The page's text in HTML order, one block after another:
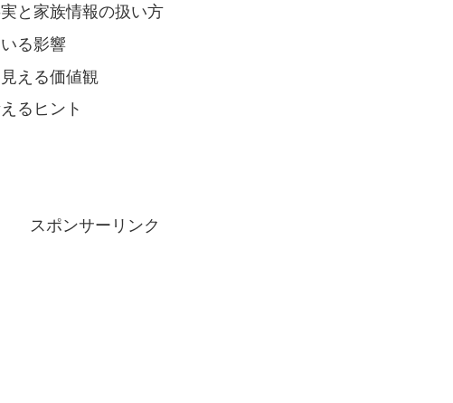
と家族情報の扱い方
る影響
える価値観
るヒント
スポンサーリンク